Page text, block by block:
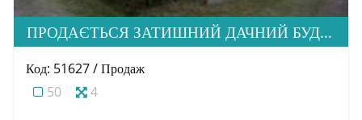
ПРОДАЄТЬСЯ ЗАТИШНИЙ ДАЧНИЙ БУДИНОК В М. УЖГОРОД
Код: 51627 / Продаж
50
4